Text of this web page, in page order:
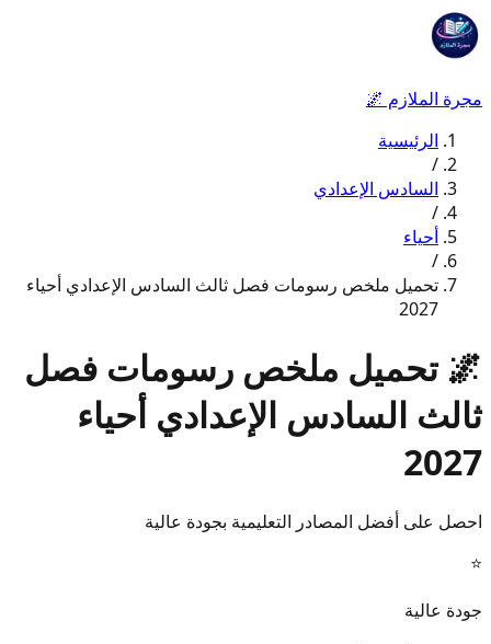
مجرة الملازم 🌌
الرئيسية
/
السادس الإعدادي
/
أحياء
/
تحميل ملخص رسومات فصل ثالث السادس الإعدادي أحياء
2027
🌌 تحميل ملخص رسومات فصل
ثالث السادس الإعدادي أحياء
2027
احصل على أفضل المصادر التعليمية بجودة عالية
⭐
جودة عالية